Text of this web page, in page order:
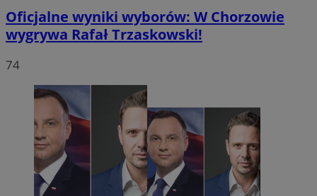
Oficjalne wyniki wyborów: W Chorzowie
wygrywa Rafał Trzaskowski!
74